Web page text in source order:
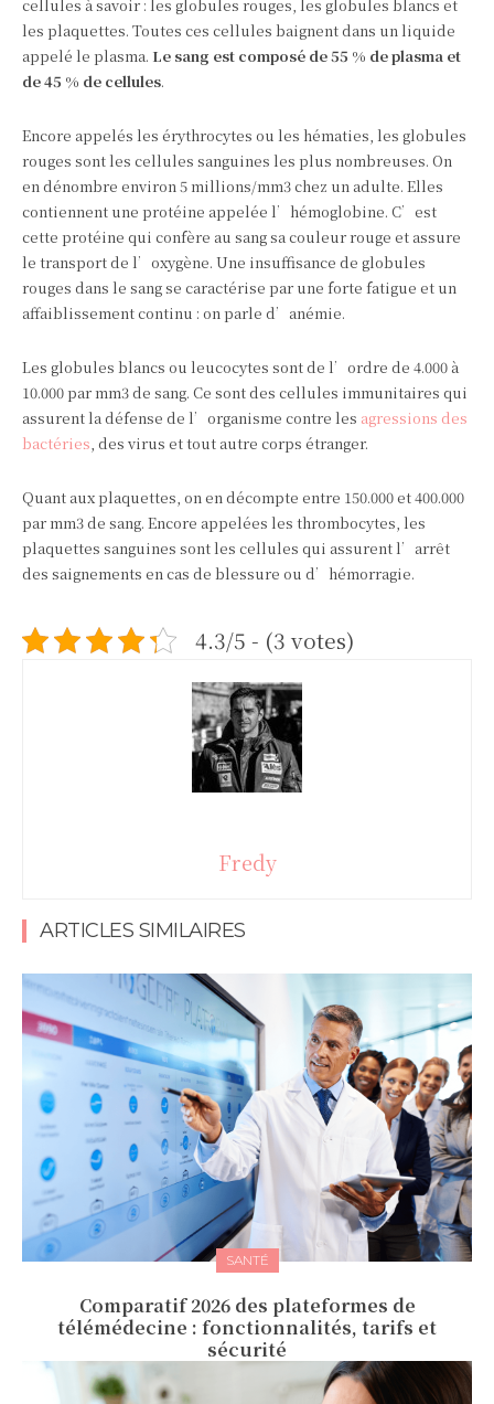
cellules à savoir : les globules rouges, les globules blancs et
les plaquettes. Toutes ces cellules baignent dans un liquide
appelé le plasma. Le sang est composé de 55 % de plasma et
de 45 % de cellules.
Encore appelés les érythrocytes ou les hématies, les globules
rouges sont les cellules sanguines les plus nombreuses. On
en dénombre environ 5 millions/mm3 chez un adulte. Elles
contiennent une protéine appelée l’hémoglobine. C’est
cette protéine qui confère au sang sa couleur rouge et assure
le transport de l’oxygène. Une insuffisance de globules
rouges dans le sang se caractérise par une forte fatigue et un
affaiblissement continu : on parle d’anémie.
Les globules blancs ou leucocytes sont de l’ordre de 4.000 à
10.000 par mm3 de sang. Ce sont des cellules immunitaires qui
assurent la défense de l’organisme contre les agressions des
bactéries, des virus et tout autre corps étranger.
Quant aux plaquettes, on en décompte entre 150.000 et 400.000
par mm3 de sang. Encore appelées les thrombocytes, les
plaquettes sanguines sont les cellules qui assurent l’arrêt
des saignements en cas de blessure ou d’hémorragie.
4.3/5 - (3 votes)
Fredy
ARTICLES SIMILAIRES
SANTÉ
Comparatif 2026 des plateformes de
télémédecine : fonctionnalités, tarifs et
sécurité